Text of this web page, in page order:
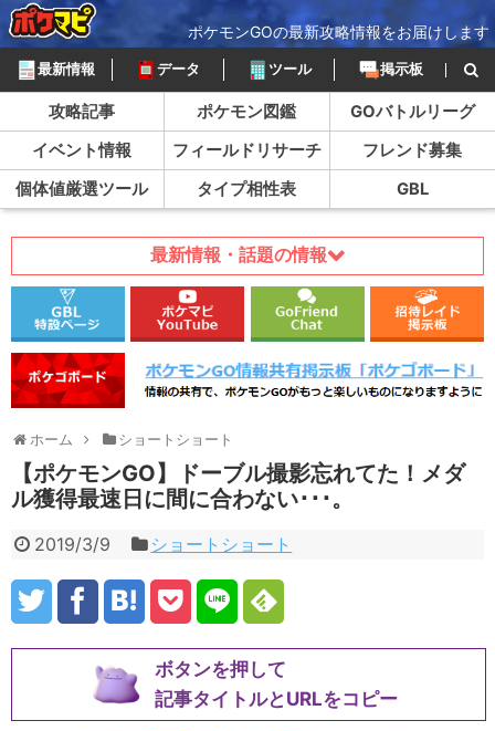
ポケモンGOの最新攻略情報をお届けします
最新情報 データ ツール 掲示板
攻略記事 ポケモン図鑑
GOバトルリーグ
イベント情報
フィールドリサーチ
フレンド募集
個体値厳選ツール
タイプ相性表 GBL
最新情報・話題の情報
ホーム ショートショート
【ポケモンGO】ドーブル撮影忘れてた！メダ
ル獲得最速日に間に合わない･･･。
2019/3/9 ショートショート
ボタンを押して
記事タイトルとURLをコピー